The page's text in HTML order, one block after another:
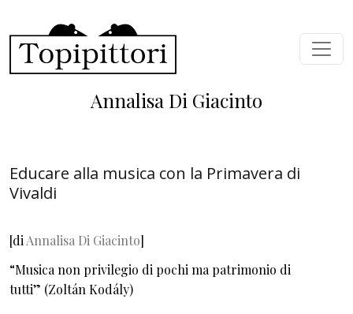
Annalisa Di Giacinto
Educare alla musica con la Primavera di
Vivaldi
[di Annalisa Di Giacinto]
“Musica non privilegio di pochi ma patrimonio di
tutti” (Zoltán Kodály)